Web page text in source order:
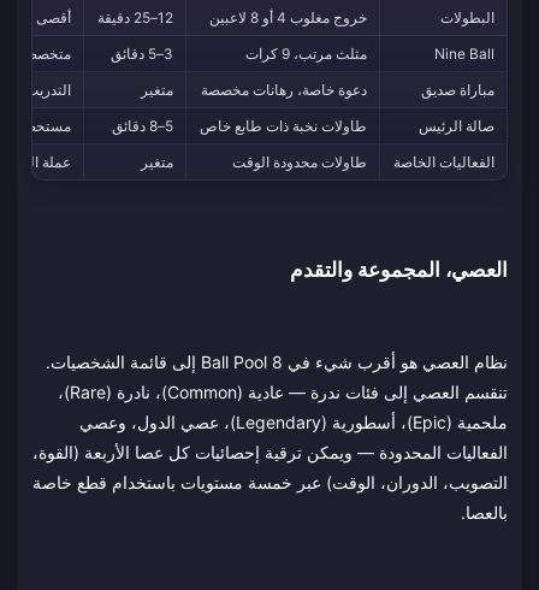
البطولات خروج مغلوب 4 أو 8 لاعبين 12–25 دقيقة
أقصى
Nine Ball
مثلث مرتب، 9 كرات 3–5 دقائق
متخصصي
مباراة صديق
دعوة خاصة، رهانات مخصصة متغير
التدريب،
صالة الرئيس
طاولات نخبة ذات طابع خاص 5–8 دقائق
مستحضرات
الفعاليات الخاصة
طاولات محدودة الوقت متغير عملة
العصي، المجموعة والتقدم
نظام العصي هو أقرب شيء في 8 Ball Pool إلى قائمة الشخصيات.
تنقسم العصي إلى فئات ندرة — عادية (Common)، نادرة (Rare)،
ملحمية (Epic)، أسطورية (Legendary)، عصي الدول، وعصي
الفعاليات المحدودة — ويمكن ترقية إحصائيات كل عصا الأربعة (القوة،
التصويب، الدوران، الوقت) عبر خمسة مستويات باستخدام قطع خاصة
بالعصا.